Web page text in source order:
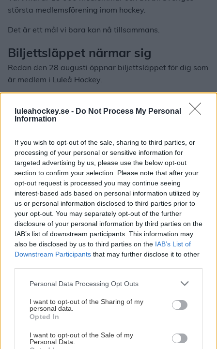
luleahockey.se - Do Not Process My Personal
Information
If you wish to opt-out of the sale, sharing to third parties, or
processing of your personal or sensitive information for
targeted advertising by us, please use the below opt-out
section to confirm your selection. Please note that after your
opt-out request is processed you may continue seeing
interest-based ads based on personal information utilized by
us or personal information disclosed to third parties prior to
your opt-out. You may separately opt-out of the further
disclosure of your personal information by third parties on the
IAB’s list of downstream participants. This information may
also be disclosed by us to third parties on the IAB’s List of
Downstream Participants that may further disclose it to other
Please note that this website/app uses one or more Google
not limited to your visit or usage behaviour. You may click to
grant or deny consent to Google and its third-party tags to
use your data for below specified purposes in below Google
consent section.
Personal Data Processing Opt Outs
I want to opt-out of the Sharing of my
personal data.
Opted In
I want to opt-out of the Sale of my
Personal Data.
största medlemsförening inom hockey.
Det är ett mål vi bara kan nå tillsammans.
Biljettsläppet närmar sig
Redan den 28 augusti öppnar biljettsläppet för dig som
är medlem i Luleå Hockey.
augusti.
ger dig de bästa möjligheterna att säkra plats till
säsongens mest efterfrågade matcher.
Ny medlemsförmån – 10 % rabatt i
webbshoppen
Som medlem får du nu även 10 % rabatt på ordinarie
priser i Luleå Hockeys webbshop.
Så aktiverar du rabatten:
postadress som du har registrerad på
medlemskapet.
Välj ett lösenord.
Bekräfta kontot via aktiveringsmejlet.
När du är inloggad dras rabatten automatiskt i kassan